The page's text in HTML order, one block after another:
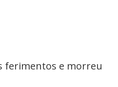
ferimentos e morreu